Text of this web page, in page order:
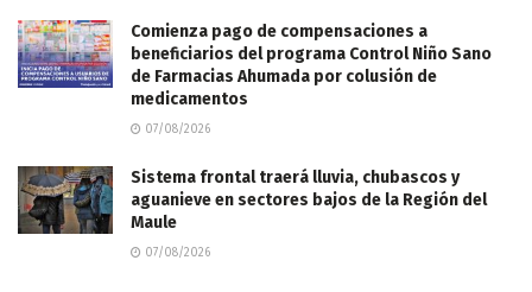
Comienza pago de compensaciones a
beneficiarios del programa Control Niño Sano
de Farmacias Ahumada por colusión de
medicamentos
07/08/2026
Sistema frontal traerá lluvia, chubascos y
aguanieve en sectores bajos de la Región del
Maule
07/08/2026